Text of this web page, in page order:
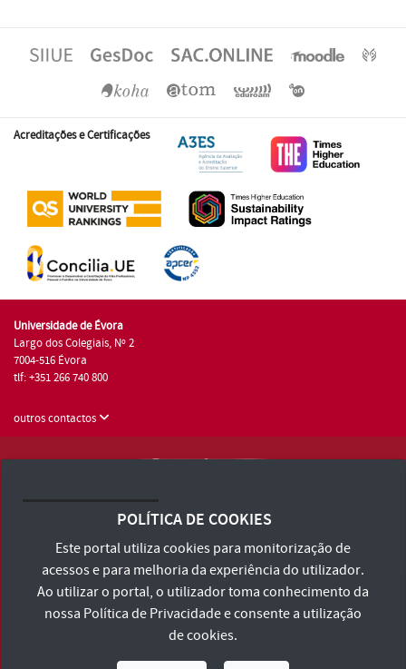
Acreditações e Certificações
Universidade de Évora
Largo dos Colegiais, Nº 2
7004-516 Évora
tlf: +351 266 740 800
outros contactos
Consulte os Termos e Condições e Política de Privacidade
Declaração de Acessibilidade
POLÍTICA DE COOKIES
Este portal utiliza cookies para monitorização de
acessos e para melhoria da experiência do utilizador.
Ao utilizar o portal, o utilizador toma conhecimento da
nossa Política de Privacidadee consente a utilização
de cookies.